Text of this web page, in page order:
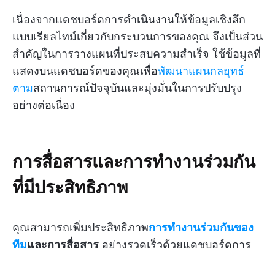
เนื่องจากแดชบอร์ดการดำเนินงานให้ข้อมูลเชิงลึก
แบบเรียลไทม์เกี่ยวกับกระบวนการของคุณ จึงเป็นส่วน
สำคัญในการวางแผนที่ประสบความสำเร็จ ใช้ข้อมูลที่
แสดงบนแดชบอร์ดของคุณเพื่อพัฒนาแผนกลยุทธ์
ตามสถานการณ์ปัจจุบันและมุ่งมั่นในการปรับปรุง
อย่างต่อเนื่อง
การสื่อสารและการทำงานร่วมกัน
ที่มีประสิทธิภาพ
คุณสามารถเพิ่มประสิทธิภาพการทำงานร่วมกันของ
ทีมและการสื่อสาร อย่างรวดเร็วด้วยแดชบอร์ดการ